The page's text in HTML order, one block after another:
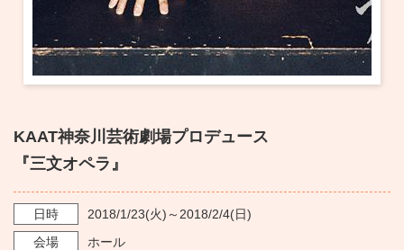
KAAT神奈川芸術劇場プロデュース
『三文オペラ』
日時 2018/1/23(火)～ 2018/2/4(日)
会場
ホール